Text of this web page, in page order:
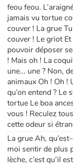
feou feou.
jamais vu tortue
couver ! La grue
couver ! Le griot
pouvoir déposer
! Mais oh ! La
une... une ? Non,
animaux Oh ! Oh !
qu’on entend ? Le
tortue Le boa
vous ! Reculez
cette odeur si
La grue Ah,
moi sentir de plus
lèche, c’est qu’il